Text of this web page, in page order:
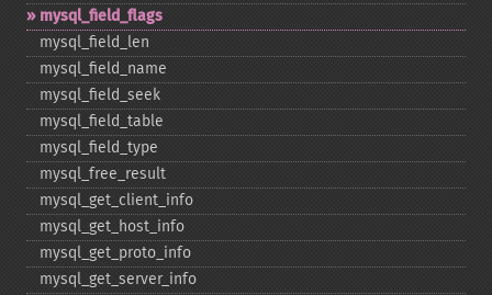
mysql_​field_​flags
mysql_​field_​len
mysql_​field_​name
mysql_​field_​seek
mysql_​field_​table
mysql_​field_​type
mysql_​free_​result
mysql_​get_​client_​info
mysql_​get_​host_​info
mysql_​get_​proto_​info
mysql_​get_​server_​info